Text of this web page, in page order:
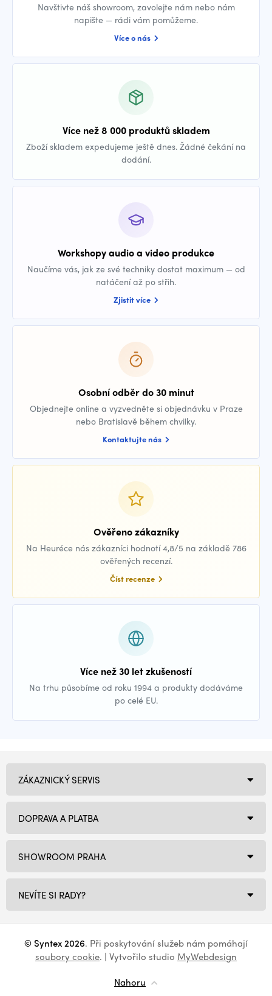
Navštivte náš showroom, zavolejte nám nebo nám
napište — rádi vám pomůžeme.
Více o nás
Více než 8 000 produktů skladem
Zboží skladem expedujeme ještě dnes. Žádné čekání na
dodání.
Workshopy audio a video produkce
Naučíme vás, jak ze své techniky dostat maximum — od
natáčení až po střih.
Zjistit více
Osobní odběr do 30 minut
Objednejte online a vyzvedněte si objednávku v Praze
nebo Bratislavě během chvilky.
Kontaktujte nás
Ověřeno zákazníky
Na Heuréce nás zákazníci hodnotí 4,8/5 na základě 786
ověřených recenzí.
Číst recenze
Více než 30 let zkušeností
Na trhu působíme od roku 1994 a produkty dodáváme
po celé EU.
SHOWROOM PRAHA
NEVÍTE SI RADY?
ZÁKAZNICKÝ SERVIS
DOPRAVA A PLATBA
© Syntex 2026. Při poskytování služeb nám pomáhají
soubory cookie. | Vytvořilo studio MyWebdesign
Nahoru